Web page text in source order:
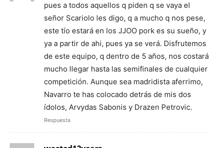
pues a todos aquellos q piden q se vaya el
señor Scariolo les digo, q a mucho q nos pese,
este tío estará en los JJOO pork es su sueño, y
ya a partir de ahi, pues ya se verá. Disfrutemos
de este equipo, q dentro de 5 años, nos costará
mucho llegar hasta las semifinales de cualquier
competición. Aunque sea madridista aferrimo,
Navarro te has colocado detrás de mis dos
ídolos, Arvydas Sabonis y Drazen Petrovic.
Respuesta